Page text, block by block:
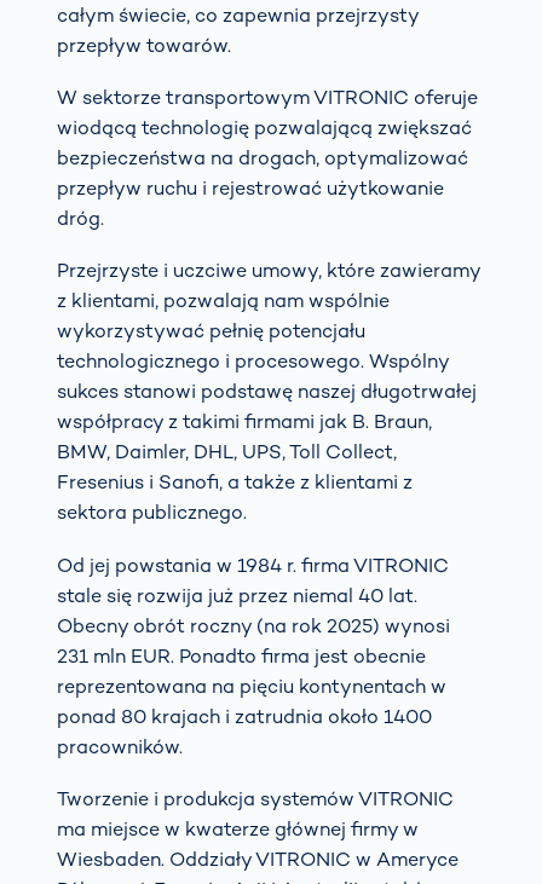
całym świecie, co zapewnia przejrzysty
przepływ towarów.
W sektorze transportowym VITRONIC oferuje
wiodącą technologię pozwalającą zwiększać
bezpieczeństwa na drogach, optymalizować
przepływ ruchu i rejestrować użytkowanie
dróg.
Przejrzyste i uczciwe umowy, które zawieramy
z klientami, pozwalają nam wspólnie
wykorzystywać pełnię potencjału
technologicznego i procesowego. Wspólny
sukces stanowi podstawę naszej długotrwałej
współpracy z takimi firmami jak B. Braun,
BMW, Daimler, DHL, UPS, Toll Collect,
Fresenius i Sanofi, a także z klientami z
sektora publicznego.
Od jej powstania w 1984 r. firma VITRONIC
stale się rozwija już przez niemal 40 lat.
Obecny obrót roczny (na rok 2025) wynosi
231 mln EUR. Ponadto firma jest obecnie
reprezentowana na pięciu kontynentach w
ponad 80 krajach i zatrudnia około 1400
pracowników.
Tworzenie i produkcja systemów VITRONIC
ma miejsce w kwaterze głównej firmy w
Wiesbaden. Oddziały VITRONIC w Ameryce